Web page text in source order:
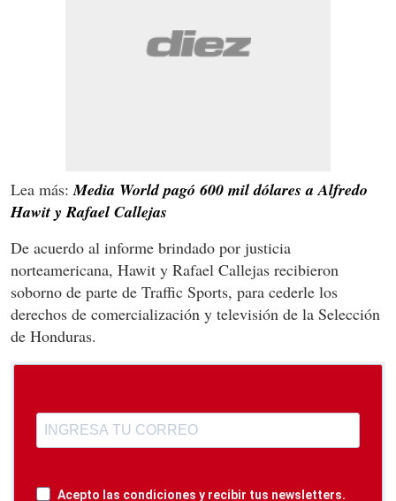
Lea más: Media World pagó 600 mil dólares a Alfredo
Hawit y Rafael Callejas
De acuerdo al informe brindado por justicia
norteamericana, Hawit y Rafael Callejas recibieron
soborno de parte de Traffic Sports, para cederle los
derechos de comercialización y televisión de la Selección
de Honduras.
Acepto las condiciones y recibir tus newsletters.